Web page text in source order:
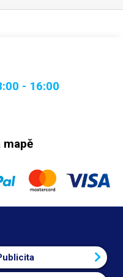
- 16:00